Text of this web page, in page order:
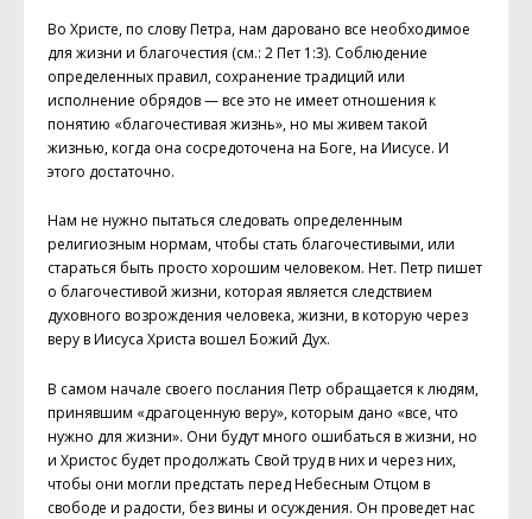
Во Христе, по слову Петра, нам даровано все необходимое
для жизни и благочестия (см.: 2 Пет 1:3). Соблюдение
определенных правил, сохранение традиций или
исполнение обрядов — все это не имеет отношения к
понятию «благочестивая жизнь», но мы живем такой
жизнью, когда она сосредоточена на Боге, на Иису­се. И
этого достаточно.
Нам не нужно пытаться следовать определенным
религиозным нормам, чтобы стать благочестивыми, или
стараться быть просто хорошим человеком. Нет. Петр пишет
о благочестивой жизни, которая является следствием
духовного возрождения человека, жизни, в которую через
веру в Иисуса Христа вошел Божий Дух.
В самом начале своего послания Петр обращается к людям,
принявшим «драгоценную веру», которым дано «все, что
нужно для жизни». Они будут много ошибаться в жизни, но
и Христос будет продолжать Свой труд в них и через них,
чтобы они могли предстать перед Небесным Отцом в
свободе и радости, без вины и осуж­дения. Он проведет нас